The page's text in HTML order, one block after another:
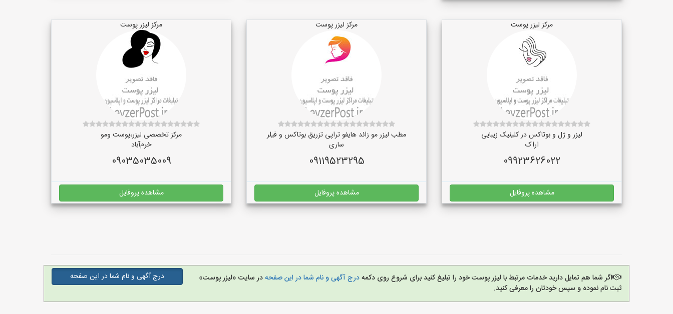
مرکز لیزر پوست
لیزر و ژل و بوتاکس در کلینیک زیبایی
اراک
09923626022
مشاهده پروفایل
مرکز لیزر پوست
مطب لیزر مو زائد هایفو تراپی تزریق بوتاکس و فیلر
ساری
09119523295
مشاهده پروفایل
مرکز لیزر پوست
مرکز تخصصی لیزر،پوست و‌مو
خرم‌آباد
09035035009
مشاهده پروفایل
اگر شما هم تمایل دارید خدمات مرتبط با لیزر پوست خود را تبلیغ کنید برای شروع روی دکمهدرج آگهی و نام شما در این صفحهدر سایت «لیزر پوست»
ثبت نام نموده و سپس خودتان را معرفی کنید.
درج آگهی و نام شما در این صفحه